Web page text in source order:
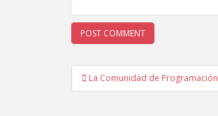
Post
navigation
La Comunidad de Programación